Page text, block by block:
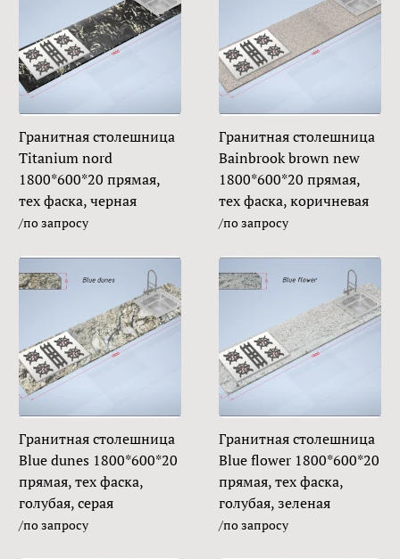
Гранитная столешница
Titanium nord
1800*600*20 прямая,
тех фаска, черная
/по запросу
Гранитная столешница
Bainbrook brown new
1800*600*20 прямая,
тех фаска, коричневая
/по запросу
Гранитная столешница
Blue dunes 1800*600*20
прямая, тех фаска,
голубая, серая
/по запросу
Гранитная столешница
Blue flower 1800*600*20
прямая, тех фаска,
голубая, зеленая
/по запросу